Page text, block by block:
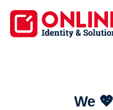
We